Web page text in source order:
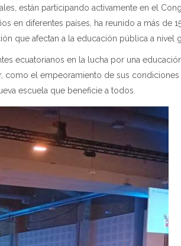
están participando activamente en el
en diferentes países, ha reunido a más de
que afectan a la educación pública a nivel
ecuatorianos en la lucha por una
como el empeoramiento de sus
escuela que beneficie a todos.